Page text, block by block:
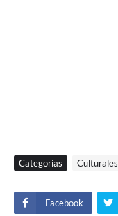
Categorías Culturales
Facebook